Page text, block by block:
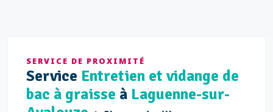
SERVICE DE PROXIMITÉ
Service Entretien et vidange de
bac à graisse à Laguenne-sur-